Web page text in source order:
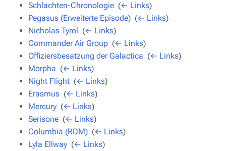
Schlachten-Chronologie (← Links)
Pegasus (Erweiterte Episode) (← Links)
Nicholas Tyrol (← Links)
Commander Air Group (← Links)
Offiziersbesatzung der Galactica (← Links)
Morpha (← Links)
Night Flight (← Links)
Erasmus (← Links)
Mercury (← Links)
Serisone (← Links)
Columbia (RDM) (← Links)
Lyla Ellway (← Links)